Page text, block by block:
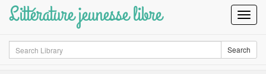
Littérature jeunesse libre
Search Search